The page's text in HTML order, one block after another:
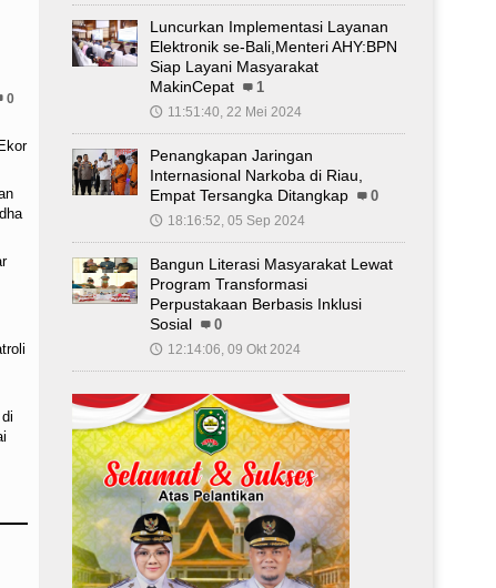
0
Luncurkan Implementasi Layanan
Elektronik se-Bali,Menteri AHY:BPN
Siap Layani Masyarakat
MakinCepat
1
🕔 11:51:40, 22 Mei 2024
Penangkapan Jaringan
Internasional Narkoba di Riau,
Empat Tersangka Ditangkap
0
🕔 18:16:52, 05 Sep 2024
Bangun Literasi Masyarakat Lewat
Program Transformasi
Perpustakaan Berbasis Inklusi
Sosial
0
🕔 12:14:06, 09 Okt 2024